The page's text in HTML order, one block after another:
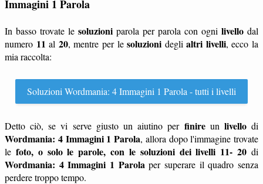
Immagini 1 Parola
In basso trovate le soluzioni parola per parola con ogni livello dal
numero 11 al 20, mentre per lesoluzioni deglialtri livelli, ecco la
mia raccolta:
Soluzioni Wordmania: 4 Immagini 1 Parola - tutti i livelli
Detto ciò, se vi serve giusto un aiutino per finireun livellodi
Wordmania: 4 Immagini 1 Parola, allora dopo l'immagine trovate
le foto, o solo le parole, con le soluzioni dei livelli 11- 20 di
Wordmania: 4 Immagini 1 Parola per superare il quadro senza
perdere troppo tempo.